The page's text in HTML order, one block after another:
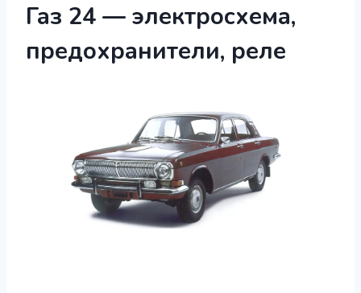
Газ 24 — электросхема,
предохранители, реле